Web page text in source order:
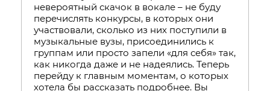
невероятный скачок в вокале – не буду
перечислять конкурсы, в которых они
участвовали, сколько из них поступили в
музыкальные вузы, присоединились к
группам или просто запели «для себя» так,
как никогда даже и не надеялись. Теперь
перейду к главным моментам, о которых
хотела бы рассказать подробнее. Вы